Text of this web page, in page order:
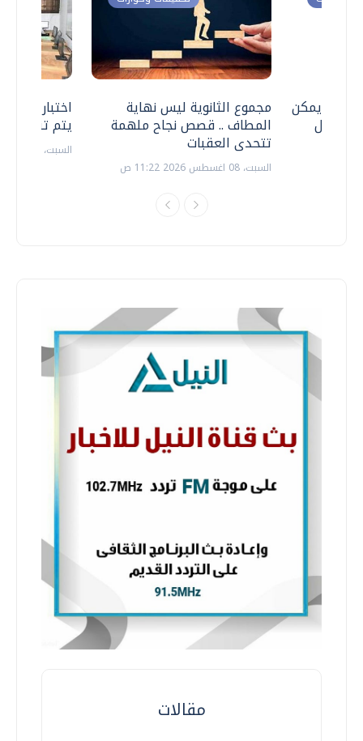
اختبارات
يتم
السبت، 18 يوليو 2026 09:22 ص
مجموع الثانوية ليس نهاية
المطاف .. قصص نجاح ملهمة
تتحدى العقبات
السبت، 08 اغسطس 2026 11:22 ص
.. هل يمكن
نتعامل
مقالات